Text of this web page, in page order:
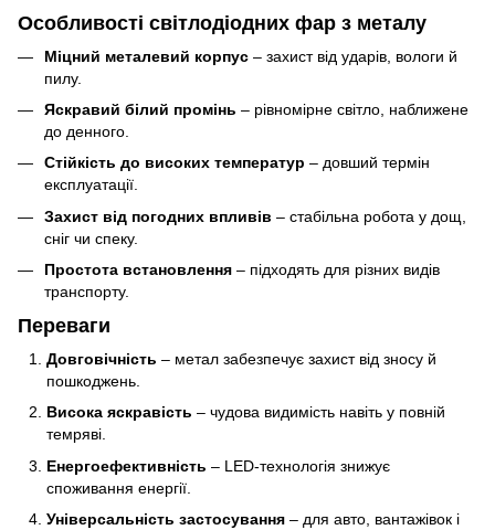
Особливості світлодіодних фар з металу
Міцний металевий корпус – захист від ударів, вологи й
пилу.
Яскравий білий промінь – рівномірне світло, наближене
до денного.
Стійкість до високих температур – довший термін
експлуатації.
Захист від погодних впливів – стабільна робота у дощ,
сніг чи спеку.
Простота встановлення – підходять для різних видів
транспорту.
Переваги
Довговічність – метал забезпечує захист від зносу й
пошкоджень.
Висока яскравість – чудова видимість навіть у повній
темряві.
Енергоефективність – LED-технологія знижує
споживання енергії.
Універсальність застосування – для авто, вантажівок і